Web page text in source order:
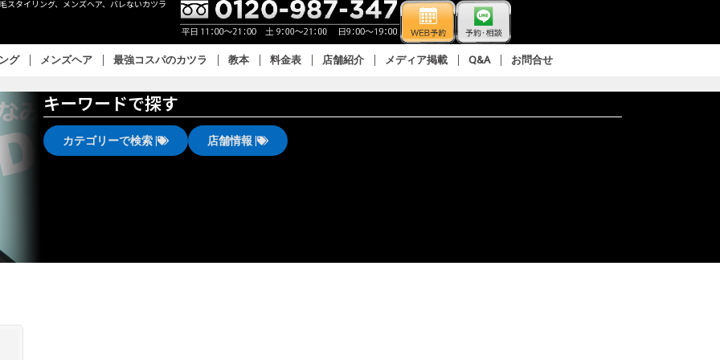
スタイリング、メンズヘア、バレないカツラ
グ メンズヘア 最強コスパのカツラ 教本 料金表 店舗紹介 メディア掲載 Q&A お問合せ
キーワードで探す
カテゴリーで検索 | 店舗情報 |